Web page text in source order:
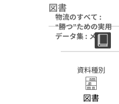
図書
物流のすべて :
“勝つ”ための実用
データ集 : メーカ
ー 卸・小売業
トラック 倉庫業
２０２５年版
資料種別
図書